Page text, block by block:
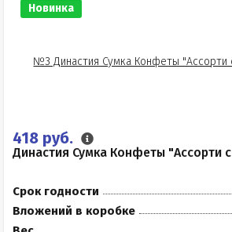
Новинка
418 руб.
Династия Сумка Конфеты "Ассорти
Срок годности
Вложений в коробке